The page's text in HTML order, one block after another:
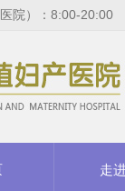
院）：8:00-20:00
走